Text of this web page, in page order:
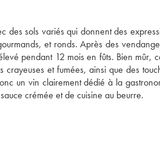
des sols variés qui donnent des
et ronds. Après des
pendant 12 mois en fûts. Bien mûr,
et fumées, ainsi que des
un vin clairement dédié à la
crémée et de cuisine au beurre.